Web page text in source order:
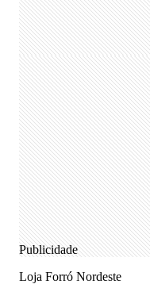
Publicidade
Loja Forró Nordeste